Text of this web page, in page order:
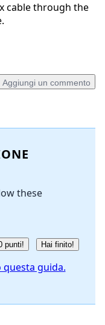
cable through the
Aggiungi un commento
these
punti! Hai finito!
guida.